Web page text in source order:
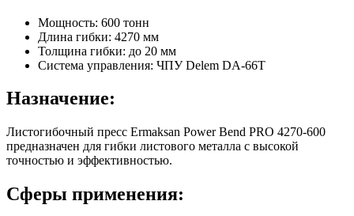
Мощность: 600 тонн
Длина гибки: 4270 мм
Толщина гибки: до 20 мм
Система управления: ЧПУ Delem DA-66T
Назначение:
Листогибочный пресс Ermaksan Power Bend PRO 4270-600
предназначен для гибки листового металла с высокой
точностью и эффективностью.
Сферы применения: